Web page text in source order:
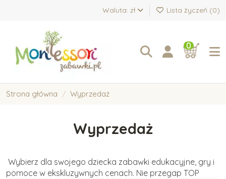
Waluta: zł Lista życzeń (0)
0
Strona główna Wyprzedaż
Wyprzedaż
Wybierz dla swojego dziecka zabawki edukacyjne, gry i
pomoce w ekskluzywnych cenach. Nie przegap TOP